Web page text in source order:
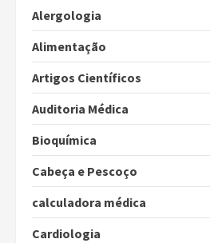
Alergologia
Alimentação
Artigos Científicos
Auditoria Médica
Bioquímica
Cabeça e Pescoço
calculadora médica
Cardiologia